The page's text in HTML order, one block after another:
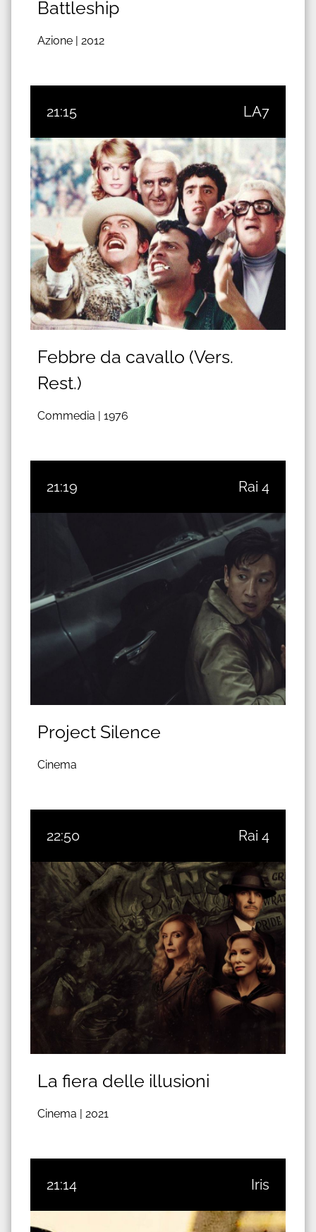
Battleship
Azione | 2012
21:15 LA7
Febbre da cavallo (Vers.
Rest.)
Commedia | 1976
21:19 Rai 4
Project Silence
Cinema
22:50 Rai 4
La fiera delle illusioni
Cinema | 2021
21:14 Iris